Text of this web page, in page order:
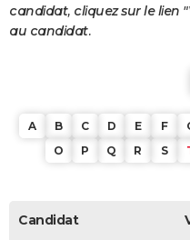
FORUM
candidat, cliquez sur le lien
au candidat.
A B C D E F
O
P Q R S
Candidat